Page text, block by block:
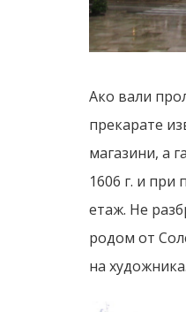
Ако вали
прекарате
магазини, а
1606 г. и при
етаж. Не
родом от
на художника.